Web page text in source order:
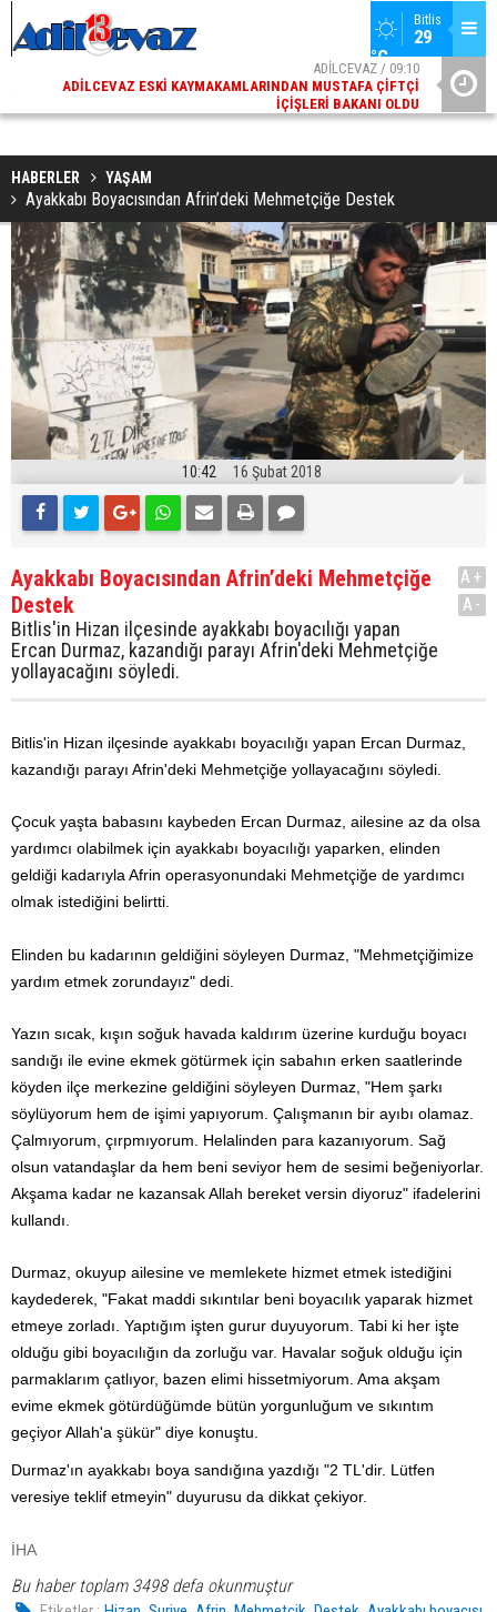
Bitlis
29
°C
ADİLCEVAZ / 09:10
ADILCEVAZ ESKI KAYMAKAMLARINDAN MUSTAFA ÇIFTÇI
İÇIŞLERI BAKANI OLDU
HABERLER YAŞAM
Ayakkabı Boyacısından Afrin’deki Mehmetçiğe Destek
10:42 16 Şubat 2018
Ayakkabı Boyacısından Afrin’deki Mehmetçiğe
Destek
Bitlis'in Hizan ilçesinde ayakkabı boyacılığı yapan
Ercan Durmaz, kazandığı parayı Afrin'deki Mehmetçiğe
yollayacağını söyledi.
A+
A-
Bitlis'in Hizan ilçesinde ayakkabı boyacılığı yapan Ercan Durmaz,
kazandığı parayı Afrin'deki Mehmetçiğe yollayacağını söyledi.
Çocuk yaşta babasını kaybeden Ercan Durmaz, ailesine az da olsa
yardımcı olabilmek için ayakkabı boyacılığı yaparken, elinden
geldiği kadarıyla Afrin operasyonundaki Mehmetçiğe de yardımcı
olmak istediğini belirtti.
Elinden bu kadarının geldiğini söyleyen Durmaz, "Mehmetçiğimize
yardım etmek zorundayız" dedi.
Yazın sıcak, kışın soğuk havada kaldırım üzerine kurduğu boyacı
sandığı ile evine ekmek götürmek için sabahın erken saatlerinde
köyden ilçe merkezine geldiğini söyleyen Durmaz, "Hem şarkı
söylüyorum hem de işimi yapıyorum. Çalışmanın bir ayıbı olamaz.
Çalmıyorum, çırpmıyorum. Helalinden para kazanıyorum. Sağ
olsun vatandaşlar da hem beni seviyor hem de sesimi beğeniyorlar.
Akşama kadar ne kazansak Allah bereket versin diyoruz" ifadelerini
kullandı.
Durmaz, okuyup ailesine ve memlekete hizmet etmek istediğini
kaydederek, "Fakat maddi sıkıntılar beni boyacılık yaparak hizmet
etmeye zorladı. Yaptığım işten gurur duyuyorum. Tabi ki her işte
olduğu gibi boyacılığın da zorluğu var. Havalar soğuk olduğu için
parmaklarım çatlıyor, bazen elimi hissetmiyorum. Ama akşam
evime ekmek götürdüğümde bütün yorgunluğum ve sıkıntım
geçiyor Allah'a şükür" diye konuştu.
Durmaz'ın ayakkabı boya sandığına yazdığı "2 TL'dir. Lütfen
veresiye teklif etmeyin" duyurusu da dikkat çekiyor.
İHA
Bu haber toplam 3498 defa okunmuştur